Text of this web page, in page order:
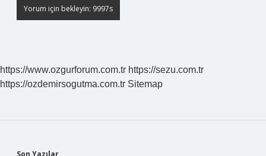
https://www.ozgurforum.com.tr https://sezu.com.tr
https://ozdemirsogutma.com.tr Sitemap
Son Yazılar